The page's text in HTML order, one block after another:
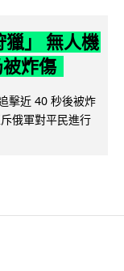
」 無人機
炸傷
擊近 40 秒後被炸
俄軍對平民進行